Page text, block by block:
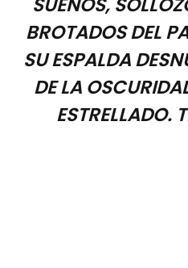
BROTADOS DEL
SU ESPALDA
DE LA
ESTRELLADO.